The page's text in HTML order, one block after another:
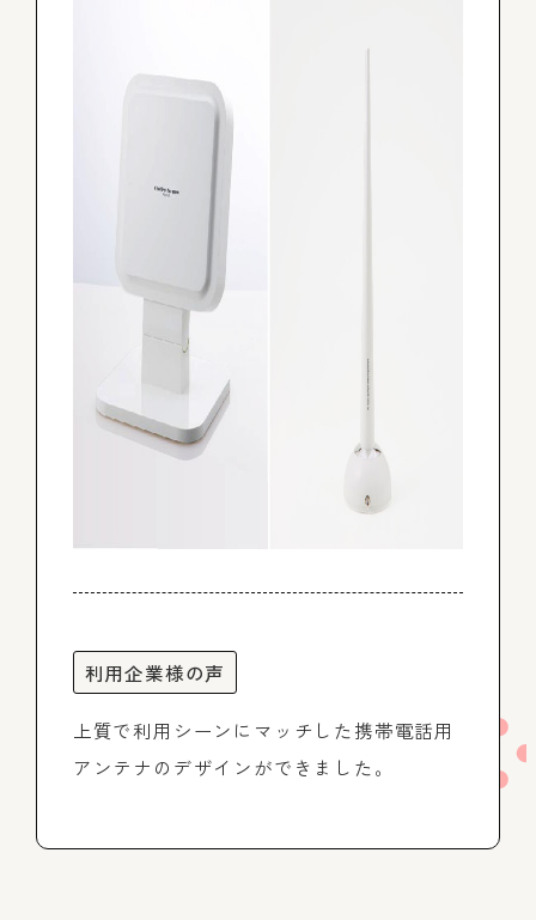
利用企業様の声
上質で利用シーンにマッチした携帯電話用
アンテナのデザインができました。